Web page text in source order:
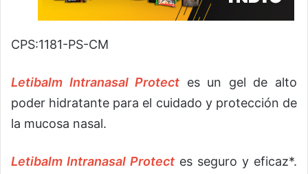
CPS:1181-PS-CM
Letibalm Intranasal Protect es un gel de alto
poder hidratante para el cuidado y protección de
la mucosa nasal.
Letibalm Intranasal Protect es seguro y eficaz*.